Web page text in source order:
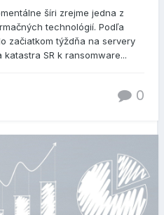
šíri zrejme jedna z
technológií. Podľa
začiatkom týždňa na servery
SR k ransomware...
0